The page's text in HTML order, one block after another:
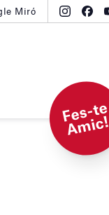
Miró
F
e
s-t
e
A
mi
c!